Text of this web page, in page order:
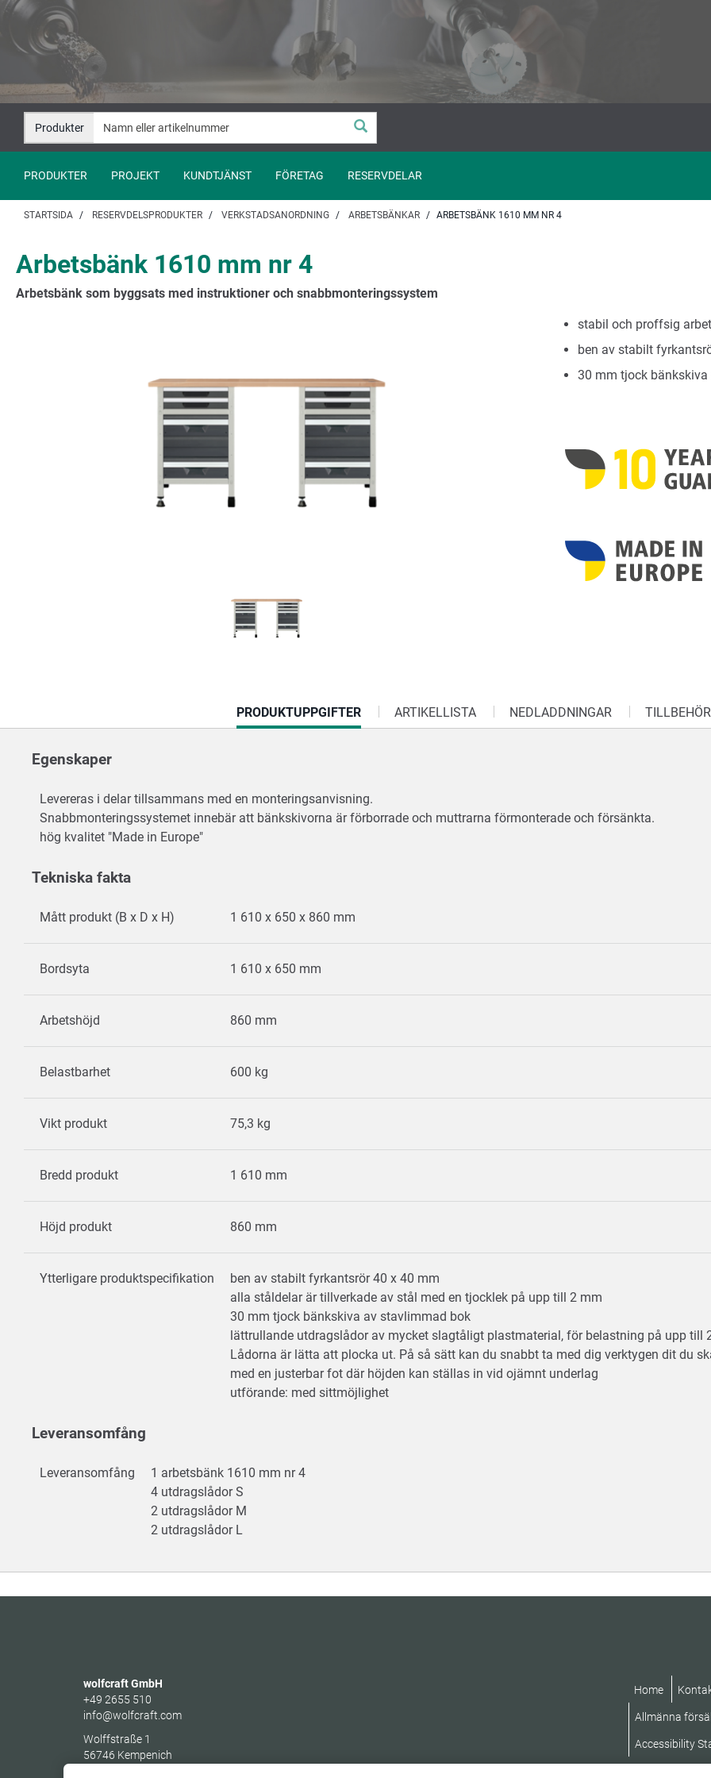
Hoppa
innehåll
Hoppa
navigation
Produkter
PRODUKTER PROJEKT KUNDTJÄNST FÖRETAG RESERVDELAR
STARTSIDA RESERVDELSPRODUKTER VERKSTADSANORDNING ARBETSBÄNKAR ARBETSBÄNK 1610 MM NR 4
Arbetsbänk 1610 mm nr 4
Arbetsbänk som byggsats med instruktioner och snabbmonteringssystem
stabil och proffsig
ben av stabilt
30 mm tjock
CURRENT
TAB:
PRODUKTUPPGIFTER ARTIKELLISTA NEDLADDNINGAR TILLBEHÖR
Egenskaper
Levereras i delar tillsammans med en monteringsanvisning.
Snabbmonteringssystemet innebär att bänkskivorna är förborrade och muttrarna förmonterade och försänkta.
hög kvalitet "Made in Europe"
Tekniska fakta
Mått produkt (B x D x H) 1 610 x 650 x 860 mm
Bordsyta 1 610 x 650 mm
Arbetshöjd 860 mm
Belastbarhet 600 kg
Vikt produkt 75,3 kg
Bredd produkt 1 610 mm
Höjd produkt 860 mm
Ytterligare produktspecifikation
ben av stabilt fyrkantsrör 40 x 40 mm
alla ståldelar är tillverkade av stål med en tjocklek på upp till 2 mm
30 mm tjock bänkskiva av stavlimmad bok
lättrullande utdragslådor av mycket slagtåligt plastmaterial, för belastning på upp till
Lådorna är lätta att plocka ut. På så sätt kan du snabbt ta med dig verktygen dit du
med en justerbar fot där höjden kan ställas in vid ojämnt underlag
utförande: med sittmöjlighet
Leveransomfång
Leveransomfång
1 arbetsbänk 1610 mm nr 4
4 utdragslådor S
2 utdragslådor M
2 utdragslådor L
wolfcraft GmbH
+49 2655 510
info@wolfcraft.com
Wolffstraße 1
56746 Kempenich
Home
Allmänna
Accessibility